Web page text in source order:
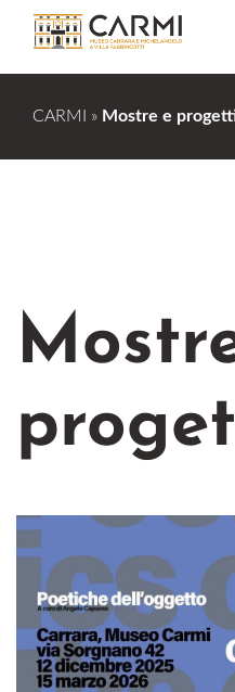
CARMI » Mostre e